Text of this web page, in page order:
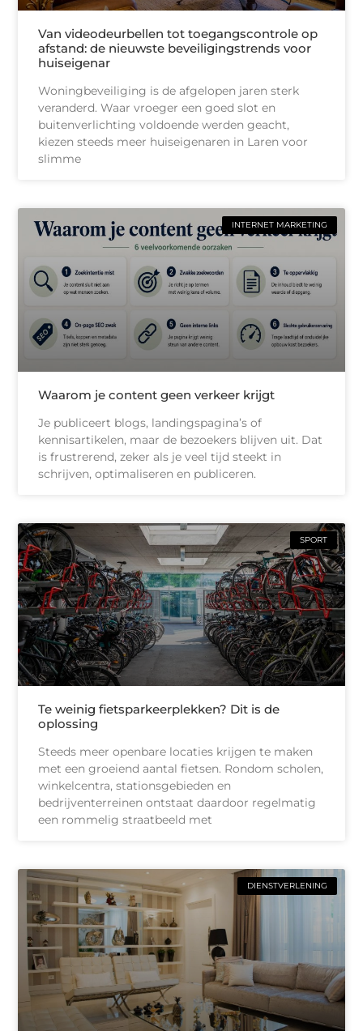
Van videodeurbellen tot toegangscontrole op
afstand: de nieuwste beveiligingstrends voor
huiseigenar
Woningbeveiliging is de afgelopen jaren sterk
veranderd. Waar vroeger een goed slot en
buitenverlichting voldoende werden geacht,
kiezen steeds meer huiseigenaren in Laren voor
slimme
INTERNET MARKETING
Waarom je content geen verkeer krijgt
Je publiceert blogs, landingspagina’s of
kennisartikelen, maar de bezoekers blijven uit. Dat
is frustrerend, zeker als je veel tijd steekt in
schrijven, optimaliseren en publiceren.
SPORT
Te weinig fietsparkeerplekken? Dit is de
oplossing
Steeds meer openbare locaties krijgen te maken
met een groeiend aantal fietsen. Rondom scholen,
winkelcentra, stationsgebieden en
bedrijventerreinen ontstaat daardoor regelmatig
een rommelig straatbeeld met
DIENSTVERLENING